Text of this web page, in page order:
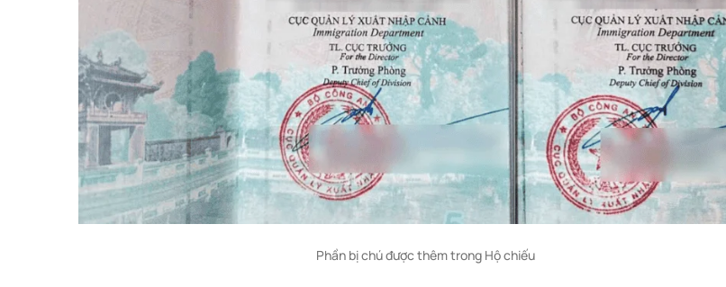
Phần bị chú được thêm trong Hộ chiếu